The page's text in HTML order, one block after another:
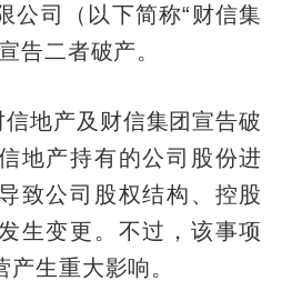
公司（以下简称“财信集
告二者破产。
地产及财信集团宣告破
地产持有的公司股份进
致公司股权结构、控股
生变更。不过，该事项
生重大影响。